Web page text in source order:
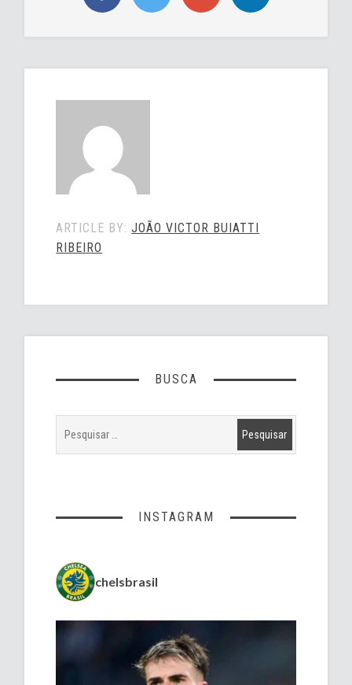
ARTICLE BY:JOÃO VICTOR BUIATTI
RIBEIRO
BUSCA
INSTAGRAM
chelsbrasil